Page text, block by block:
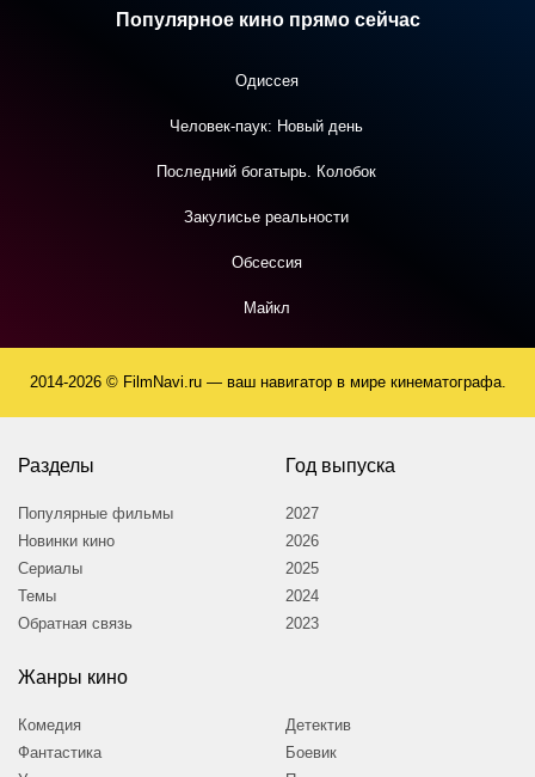
Популярное кино прямо сейчас
Одиссея
Человек-паук: Новый день
Последний богатырь. Колобок
Закулисье реальности
Обсессия
Майкл
2014-2026 © FilmNavi.ru — ваш навигатор в мире кинематографа.
Разделы
Популярные фильмы
Новинки кино
Сериалы
Темы
Обратная связь
Год выпуска
2027
2026
2025
2024
2023
Жанры кино
Комедия
Фантастика
Детектив
Боевик